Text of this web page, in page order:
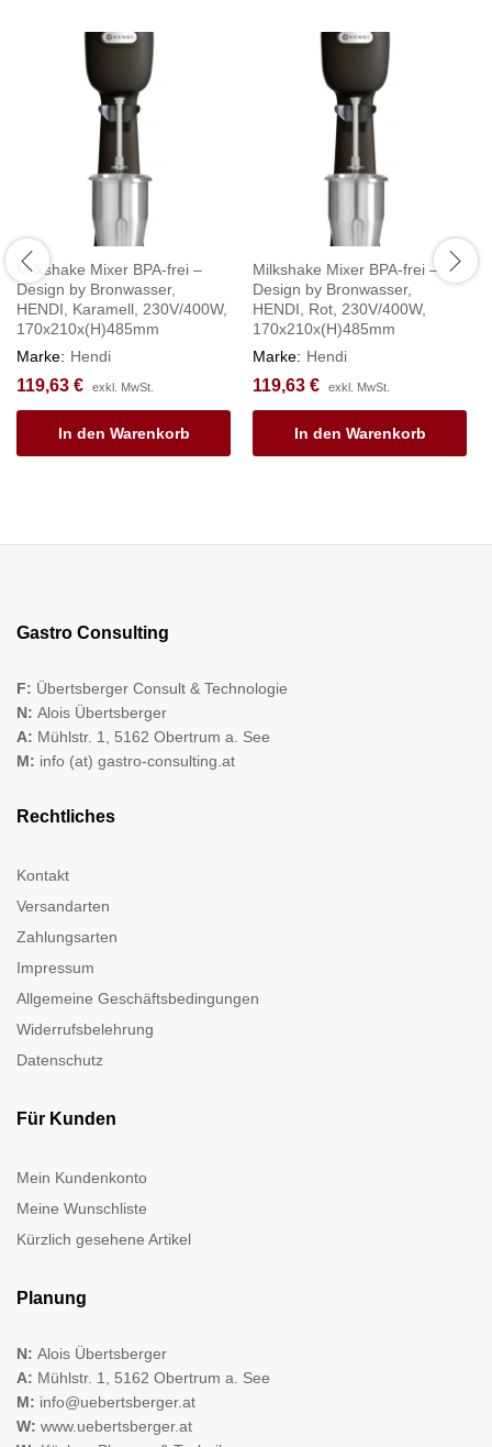
Milkshake Mixer BPA-frei –
Design by Bronwasser,
HENDI, Karamell, 230V/400W,
170x210x(H)485mm
Marke: Hendi
119,63 € exkl. MwSt.
In den Warenkorb
Milkshake Mixer BPA-frei –
Design by Bronwasser,
HENDI, Rot, 230V/400W,
170x210x(H)485mm
Marke: Hendi
119,63 € exkl. MwSt.
In den Warenkorb
Gastro Consulting
F: Übertsberger Consult & Technologie
N: Alois Übertsberger
A: Mühlstr. 1, 5162 Obertrum a. See
M: info (at) gastro-consulting.at
Rechtliches
Kontakt
Versandarten
Zahlungsarten
Impressum
Allgemeine Geschäftsbedingungen
Widerrufsbelehrung
Datenschutz
Für Kunden
Mein Kundenkonto
Meine Wunschliste
Kürzlich gesehene Artikel
Planung
N: Alois Übertsberger
A: Mühlstr. 1, 5162 Obertrum a. See
M: info@uebertsberger.at
W: www.uebertsberger.at